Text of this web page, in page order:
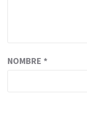
NOMBRE *